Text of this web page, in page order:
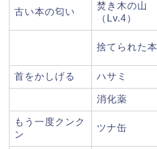
古い本の匂い
焚き木の山
（Lv.4）
捨てられた本
首をかしげる ハサミ
消化薬
もう一度クンク
ン
ツナ缶